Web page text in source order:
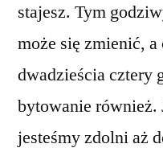
stajesz. Tym
może się zmienić, a
dwadzieścia cztery
bytowanie również.
jesteśmy zdolni aż